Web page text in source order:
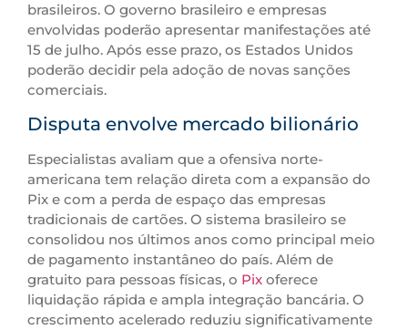
brasileiros. O governo brasileiro e empresas
envolvidas poderão apresentar manifestações até
15 de julho. Após esse prazo, os Estados Unidos
poderão decidir pela adoção de novas sanções
comerciais.
Disputa envolve mercado bilionário
Especialistas avaliam que a ofensiva norte-
americana tem relação direta com a expansão do
Pix e com a perda de espaço das empresas
tradicionais de cartões. O sistema brasileiro se
consolidou nos últimos anos como principal meio
de pagamento instantâneo do país. Além de
gratuito para pessoas físicas, o Pix oferece
liquidação rápida e ampla integração bancária. O
crescimento acelerado reduziu significativamente